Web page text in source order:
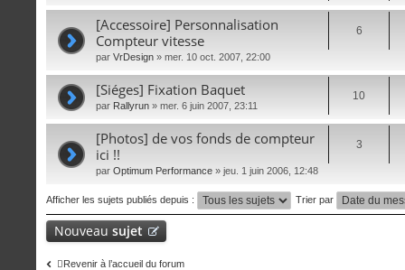
[Accessoire] Personnalisation
Compteur vitesse
par VrDesign » mer. 10 oct. 2007, 22:00
6
[Siéges] Fixation Baquet
par Rallyrun » mer. 6 juin 2007, 23:11
10
[Photos] de vos fonds de compteur
ici !!
par Optimum Performance » jeu. 1 juin 2006, 12:48
3
Afficher les sujets publiés depuis : Trier par
Nouveau sujet
Revenir à l’accueil du forum